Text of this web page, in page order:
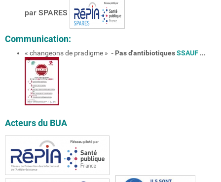
par SPARES
Communication:
« changeons de pradigme » - Pas d'antibiotiquesSSAUF ...
Acteurs du BUA